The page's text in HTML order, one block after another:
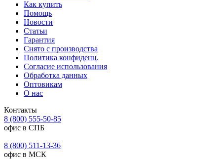
Как купить
Помощь
Новости
Статьи
Гарантия
Снято с производства
Политика конфиденц.
Согласие использования
Обработка данных
Оптовикам
О нас
Контакты
8 (800) 555-50-85
офис в СПБ
8 (800) 511-13-36
офис в МСК